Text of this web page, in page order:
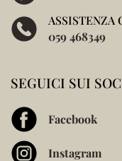
ASSISTENZA
059 468349
SEGUICI SUI
Facebook
Instagram